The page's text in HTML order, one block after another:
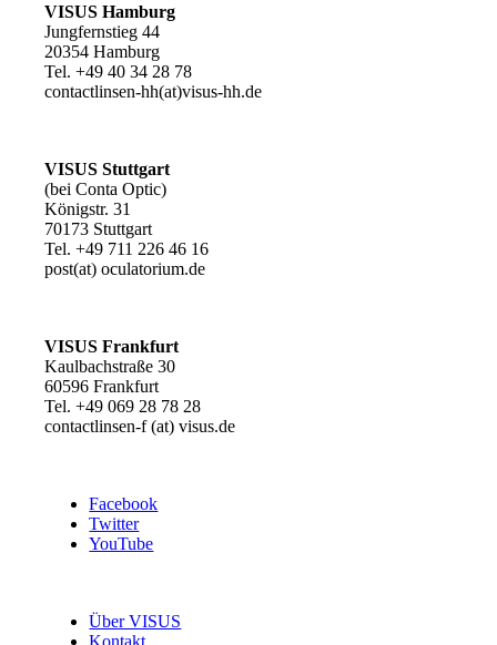
VISUS Hamburg
Jungfernstieg 44
20354 Hamburg
Tel. +49 40 34 28 78
contactlinsen-hh(at)visus-hh.de
VISUS Stuttgart
(bei Conta Optic)
Königstr. 31
70173 Stuttgart
Tel. +49 711 226 46 16
post(at) oculatorium.de
VISUS Frankfurt
Kaulbachstraße 30
60596 Frankfurt
Tel. +49 069 28 78 28
contactlinsen-f (at) visus.de
Facebook
Twitter
YouTube
Über VISUS
Kontakt